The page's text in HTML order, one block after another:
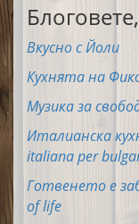
Вкусно с Йоли
Кухнята на
Музика за
Италианска
italiana per
Готвенето е
of life